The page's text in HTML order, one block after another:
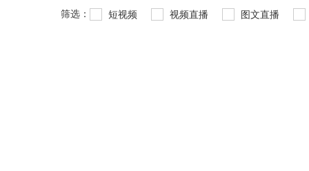
筛选： 短视频 视频直播 图文直播